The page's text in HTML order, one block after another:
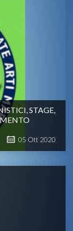
STAGE,
05 Ott 2020